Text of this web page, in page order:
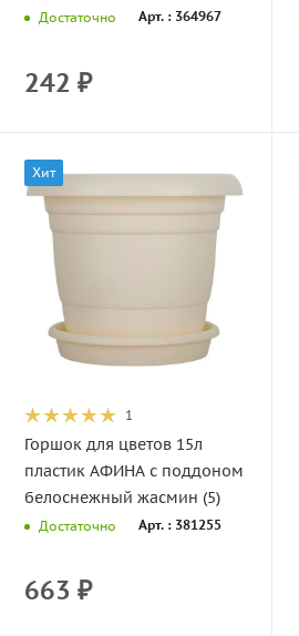
Достаточно Арт. : 364967
242 ₽
Хит
1
Горшок для цветов 15л
пластик АФИНА c поддоном
белоснежный жасмин (5)
Достаточно Арт. : 381255
663 ₽